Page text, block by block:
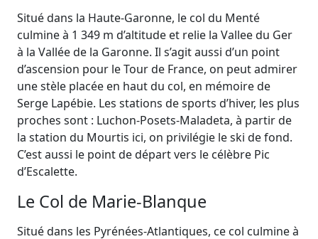
Situé dans la Haute-Garonne, le col du Menté
culmine à 1 349 m d’altitude et relie la Vallee du Ger
à la Vallée de la Garonne. Il s’agit aussi d’un point
d’ascension pour le Tour de France, on peut admirer
une stèle placée en haut du col, en mémoire de
Serge Lapébie. Les stations de sports d’hiver, les plus
proches sont : Luchon-Posets-Maladeta, à partir de
la station du Mourtis ici, on privilégie le ski de fond.
C’est aussi le point de départ vers le célèbre Pic
d’Escalette.
Le Col de Marie-Blanque
Situé dans les Pyrénées-Atlantiques, ce col culmine à